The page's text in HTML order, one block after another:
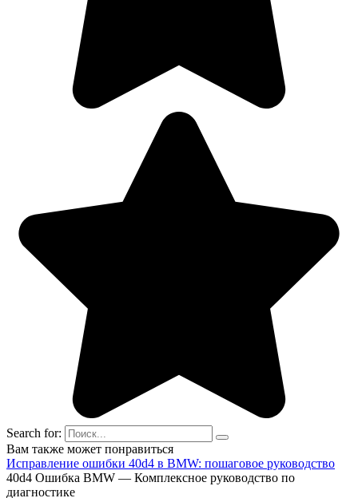
Search for:
Вам также может понравиться
Исправление ошибки 40d4 в BMW: пошаговое руководство
40d4 Ошибка BMW — Комплексное руководство по
диагностике